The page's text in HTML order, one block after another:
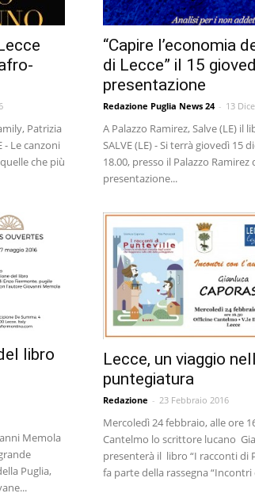
Patrizia
- Le canzoni
che più
“Capire l’economia
di Lecce” il 15
presentazione
Redazione Puglia News 24 - 13
A Palazzo Ramirez, Salve (LE) il
SALVE (LE) - Si terrà giovedì 15
18.00, presso il Palazzo Ramirez
presentazione...
libro
Memola
Puglia,
Lecce, un viaggio
puntegiatura
Redazione - 23 Febbraio 2016
Mercoledì 24 febbraio, alle ore
Cantelmo lo scrittore lucano
presenterà il libro “I racconti di
fa parte della rassegna “Incontri